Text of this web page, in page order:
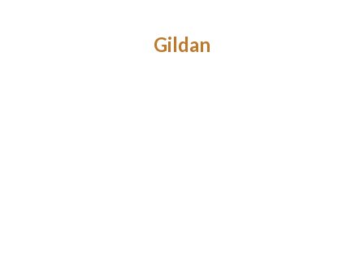
Gildan